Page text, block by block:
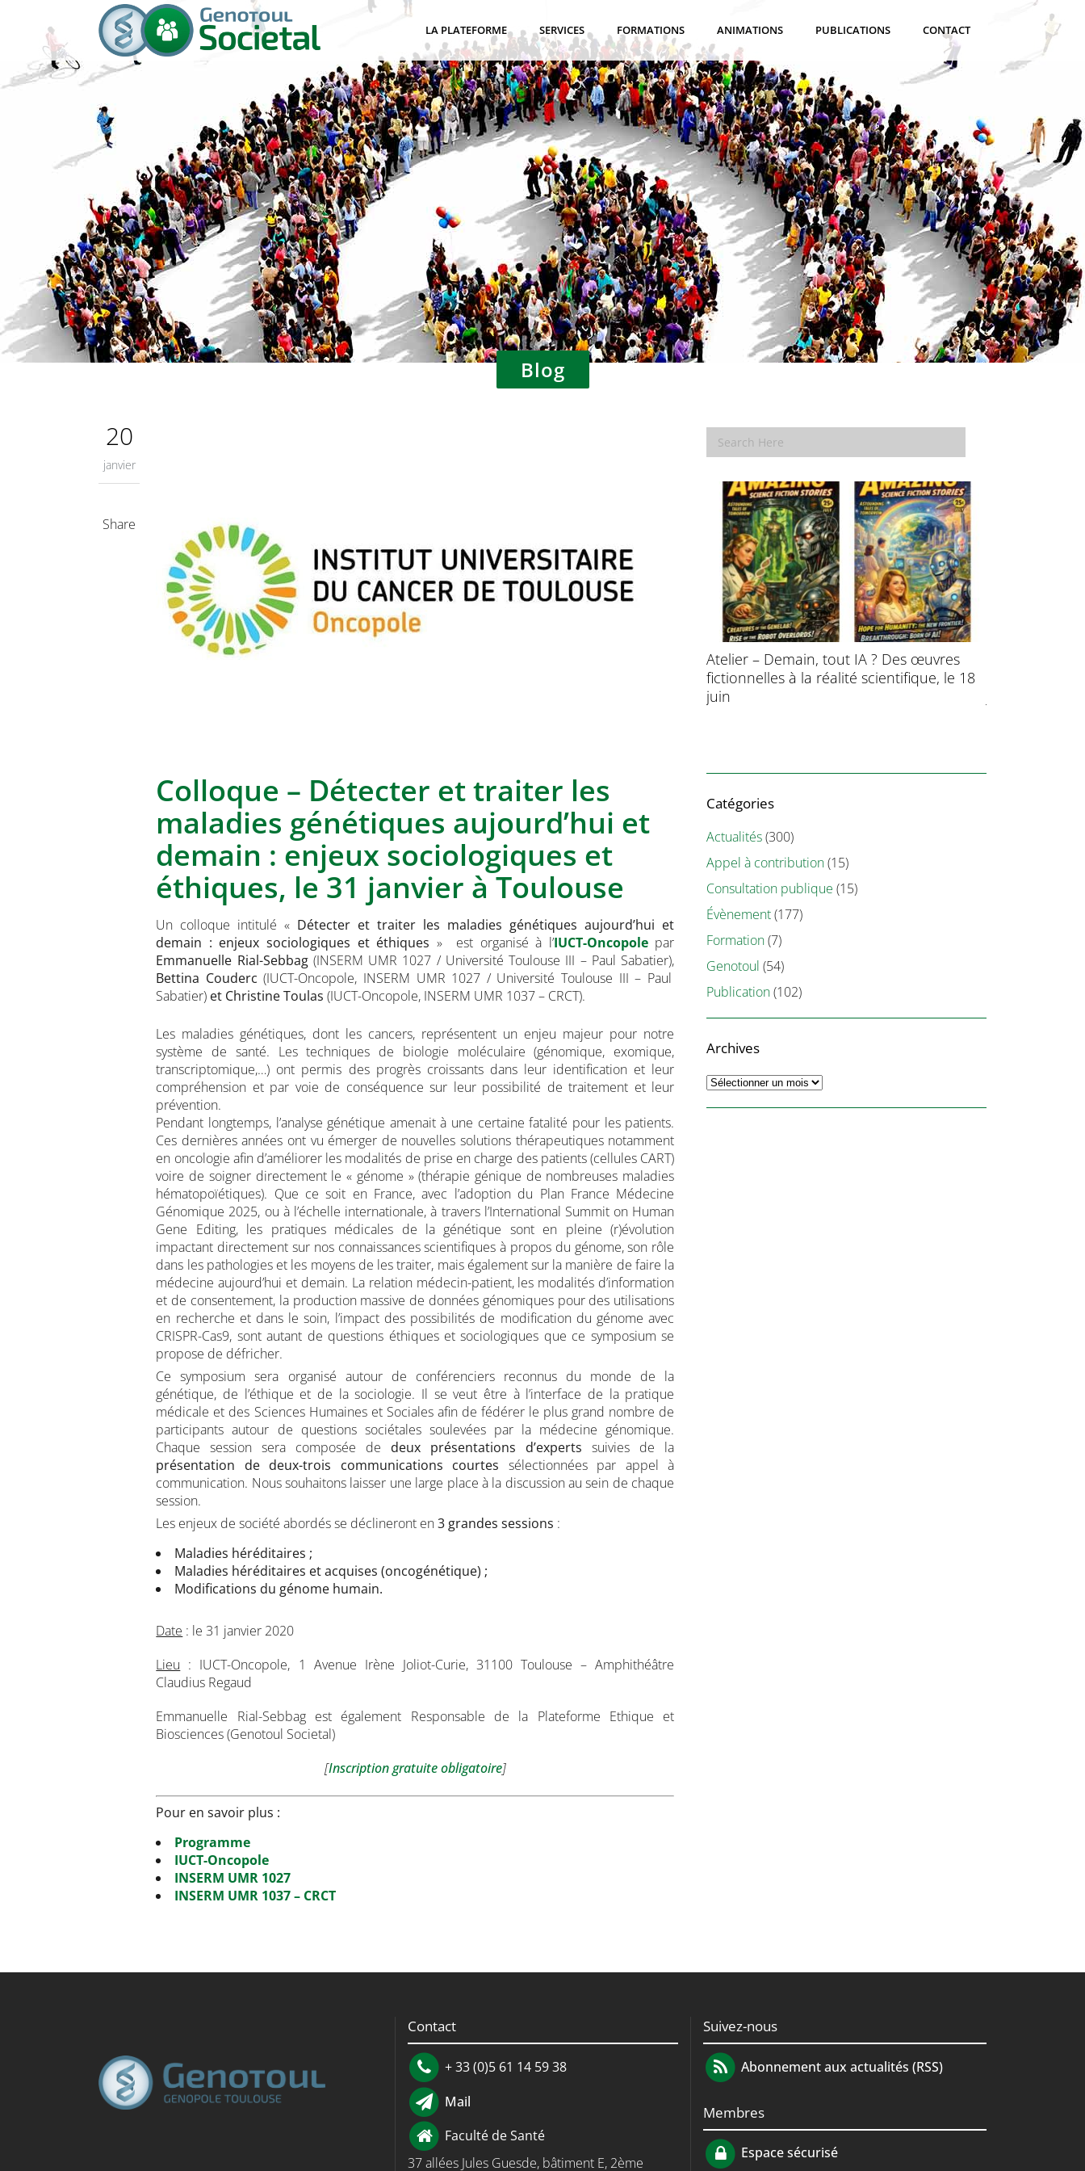
LA PLATEFORME SERVICES FORMATIONS ANIMATIONS PUBLICATIONS CONTACT
Blog
20
janvier
Share
Colloque – Détecter et traiter les
maladies génétiques aujourd’hui et
demain : enjeux sociologiques et
éthiques, le 31 janvier à Toulouse
Un colloque intitulé « Détecter et traiter les maladies génétiques aujourd’hui et
demain : enjeux sociologiques et éthiques » est organisé à l’IUCT-Oncopolepar
Emmanuelle Rial-Sebbag(INSERM UMR 1027 / Université Toulouse III – Paul Sabatier),
Bettina Couderc(IUCT-Oncopole, INSERM UMR 1027 / Université Toulouse III – Paul
Sabatier) et Christine Toulas(IUCT-Oncopole, INSERM UMR 1037 – CRCT).
Les maladies génétiques, dont les cancers, représentent un enjeu majeur pour notre
système de santé. Les techniques de biologie moléculaire (génomique, exomique,
transcriptomique,…) ont permis des progrès croissants dans leur identification et leur
compréhension et par voie de conséquence sur leur possibilité de traitement et leur
prévention.
Pendant longtemps, l’analyse génétique amenait à une certaine fatalité pour les patients.
Ces dernières années ont vu émerger de nouvelles solutions thérapeutiques notamment
en oncologie afin d’améliorer les modalités de prise en charge des patients (cellules CART)
voire de soigner directement le « génome » (thérapie génique de nombreuses maladies
hématopoïétiques). Que ce soit en France, avec l’adoption du Plan France Médecine
Génomique 2025, ou à l’échelle internationale, à travers l’International Summit on Human
Gene Editing, les pratiques médicales de la génétique sont en pleine (r)évolution
impactant directement sur nos connaissances scientifiques à propos du génome, son rôle
dans les pathologies et les moyens de les traiter, mais également sur la manière de faire la
médecine aujourd’hui et demain. La relation médecin-patient, les modalités d’information
et de consentement, la production massive de données génomiques pour des utilisations
en recherche et dans le soin, l’impact des possibilités de modification du génome avec
CRISPR-Cas9, sont autant de questions éthiques et sociologiques que ce symposium se
propose de défricher.
Ce symposium sera organisé autour de conférenciers reconnus du monde de la
génétique, de l’éthique et de la sociologie. Il se veut être à l’interface de la pratique
médicale et des Sciences Humaines et Sociales afin de fédérer le plus grand nombre de
participants autour de questions sociétales soulevées par la médecine génomique.
Chaque session sera composée de deux présentations d’experts suivies de la
présentation de deux-trois communications courtes sélectionnées par appel à
communication. Nous souhaitons laisser une large place à la discussion au sein de chaque
session.
Les enjeux de société abordés se déclineront en3 grandes sessions :
Maladies héréditaires ;
Maladies héréditaires et acquises (oncogénétique) ;
Modifications du génome humain.
Date : le 31 janvier 2020
Lieu : IUCT-Oncopole, 1 Avenue Irène Joliot-Curie, 31100 Toulouse – Amphithéâtre
Claudius Regaud
Emmanuelle Rial-Sebbag est également Responsable de la Plateforme Ethique et
Biosciences (Genotoul Societal)
[Inscription gratuite obligatoire]
Pour en savoir plus :
Programme
IUCT-Oncopole
INSERM UMR 1027
INSERM UMR 1037 – CRCT
Atelier – Demain, tout IA ? Des œuvres
fictionnelles à la réalité scientifique, le 18
juin
Catégories
Actualités(300)
Appel à contribution(15)
Consultation publique (15)
Évènement(177)
Formation(7)
Genotoul (54)
Publication(102)
Archives
Archives
Contact
+ 33 (0)5 61 14 59 38
Mail
Faculté de Santé
37 allées Jules Guesde, bâtiment E, 2ème
Suivez-nous
Abonnement aux actualités (RSS)
Membres
Espace sécurisé